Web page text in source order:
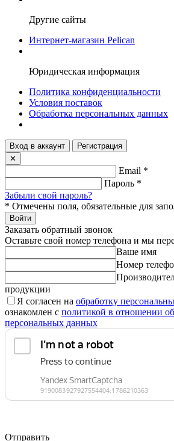
Другие сайты
Интернет-магазин Pelican
Юридическая информация
Политика конфиденциальности
Условия поставок
Обработка персональных данных
Вход в аккаунт
Регистрация
✕
Email *
Пароль *
Забыли свой пароль?
* Отмечены поля, обязательные для
Войти
Заказать обратный звонок
Оставьте свой номер телефона и мы
Ваше имя
Номер
продукции
Я согласен на обработку
ознакомлен с политикой в отношении
персональных данных
Отправить